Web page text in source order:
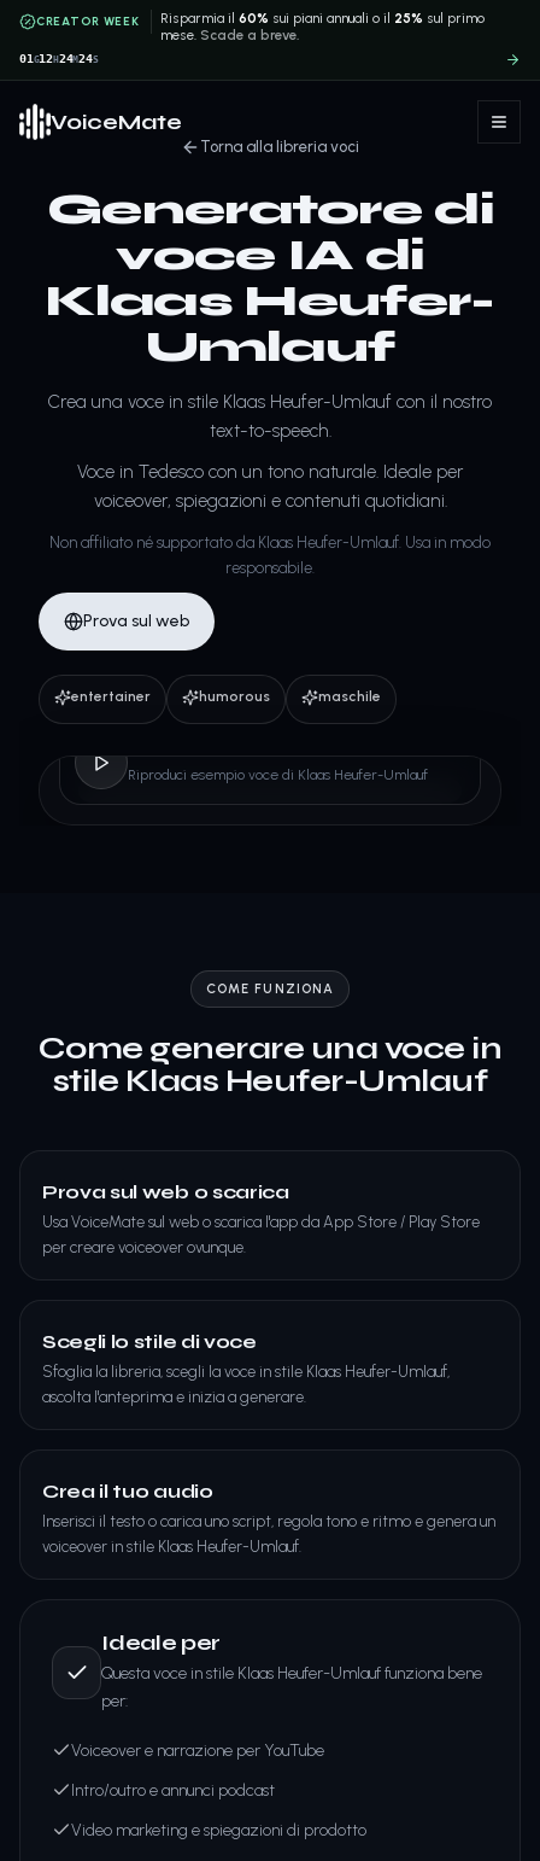
CREATOR WEEK Risparmia il60% sui piani annuali o il 25% sul primo
mese. Scade a breve.
01G12H 24M24S
VoiceMate
Torna alla libreria voci
Generatore di
voce IA di
Klaas Heufer-
Umlauf
Crea una voce in stile Klaas Heufer-Umlauf con il nostro
text-to-speech.
Voce in Tedesco con un tono naturale. Ideale per
voiceover, spiegazioni e contenuti quotidiani.
Non affiliato né supportato da Klaas Heufer-Umlauf. Usa in modo
responsabile.
Prova sul web
entertainer humorous maschile
Riproduci esempio voce di Klaas Heufer-Umlauf
COME FUNZIONA
Come generare una voce in
stile Klaas Heufer-Umlauf
Prova sul web o scarica
Usa VoiceMate sul web o scarica l'app da App Store / Play Store
per creare voiceover ovunque.
Scegli lo stile di voce
Sfoglia la libreria, scegli la voce in stile Klaas Heufer-Umlauf,
ascolta l'anteprima e inizia a generare.
Crea il tuo audio
Inserisci il testo o carica uno script, regola tono e ritmo e genera un
voiceover in stile Klaas Heufer-Umlauf.
Ideale per
Questa voce in stile Klaas Heufer-Umlauf funziona bene
per:
Voiceover e narrazione per YouTube
Intro/outro e annunci podcast
Video marketing e spiegazioni di prodotto